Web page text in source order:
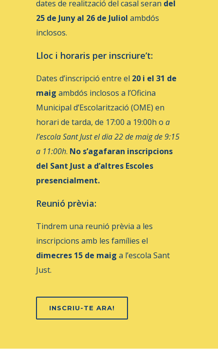
dates de realització del casal seran del
25 de Juny al 26 de Juliol ambdós
inclosos.
Lloc i horaris per inscriure’t:
Dates d’inscripció entre el 20 i el 31 de
maig ambdós inclosos a l’Oficina
Municipal d’Escolarització (OME) en
horari de tarda, de 17:00 a 19:00h o a
l’escola Sant Just el dia 22 de maig de 9:15
a 11:00h. No s’agafaran inscripcions
del Sant Just a d’altres Escoles
presencialment.
Reunió prèvia:
Tindrem una reunió prèvia a les
inscripcions amb les famílies el
dimecres 15 de maig a l’escola Sant
Just.
INSCRIU-TE ARA!